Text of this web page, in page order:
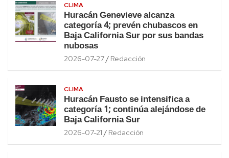
CLIMA
Huracán Genevieve alcanza
categoría 4; prevén chubascos en
Baja California Sur por sus bandas
nubosas
2026-07-27 Redacción
CLIMA
Huracán Fausto se intensifica a
categoría 1; continúa alejándose de
Baja California Sur
2026-07-21 Redacción